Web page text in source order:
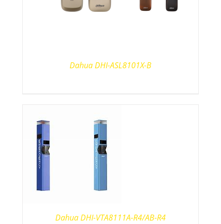
Dahua DHI-ASL8101X-B
Dahua DHI-VTA8111A-R4/AB-R4